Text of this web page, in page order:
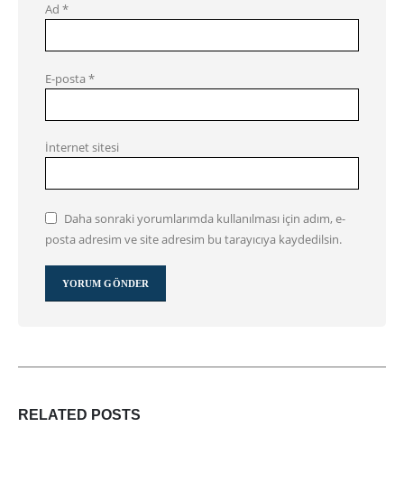
Ad *
E-posta *
İnternet sitesi
Daha sonraki yorumlarımda kullanılması için adım, e-
posta adresim ve site adresim bu tarayıcıya kaydedilsin.
RELATED POSTS